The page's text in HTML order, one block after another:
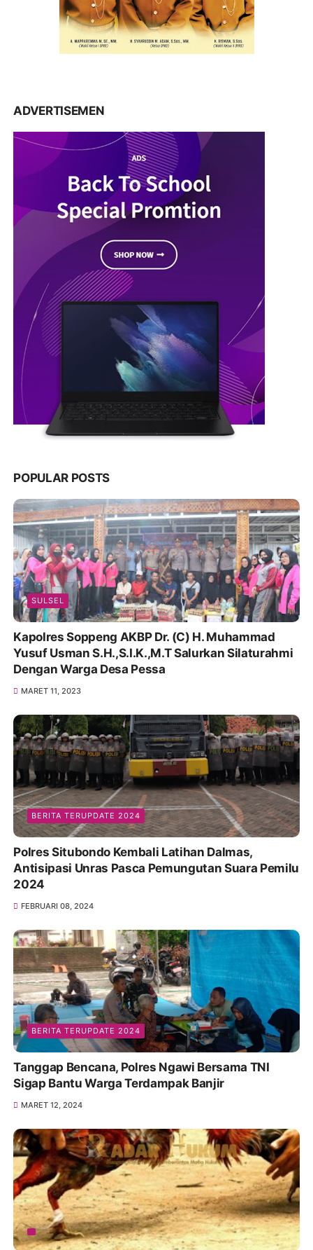
ADVERTISEMEN
POPULAR POSTS
SULSEL
Kapolres Soppeng AKBP Dr. (C) H. Muhammad
Yusuf Usman S.H.,S.I.K.,M.T Salurkan Silaturahmi
Dengan Warga Desa Pessa
MARET 11, 2023
BERITA TERUPDATE 2024
Polres Situbondo Kembali Latihan Dalmas,
Antisipasi Unras Pasca Pemungutan Suara Pemilu
2024
FEBRUARI 08, 2024
BERITA TERUPDATE 2024
Tanggap Bencana, Polres Ngawi Bersama TNI
Sigap Bantu Warga Terdampak Banjir
MARET 12, 2024